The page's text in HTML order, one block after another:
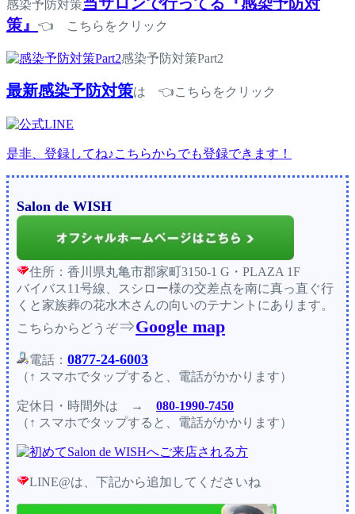
感染予防対策
策』
👈 こちらをクリック
感染予防対策Part2
最新感染予防対策は 👈こちらをクリック
是非、登録してね♪こちらからでも登録できます！
Salon de WISH
住所：香川県丸亀市郡家町3150-1 G・PLAZA 1F
バイバス11号線、スシロー様の交差点を南に真っ直ぐ行
くと家族葬の花水木さんの向いのテナントにあります。
こちらからどうぞ⇒Google map
電話： 0877-24-6003
（↑ スマホでタップすると、電話がかかります）
定休日・時間外は →
080-1990-7450
（↑ スマホでタップすると、電話がかかります）
LINE@は、下記から追加してくださいね